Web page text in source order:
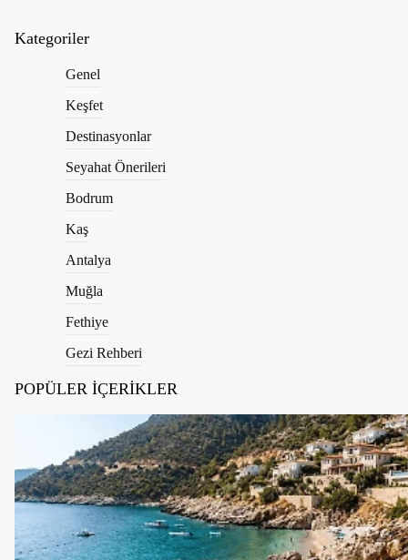
Kategoriler
Genel
Keşfet
Destinasyonlar
Seyahat Önerileri
Bodrum
Kaş
Antalya
Muğla
Fethiye
Gezi Rehberi
POPÜLER İÇERİKLER